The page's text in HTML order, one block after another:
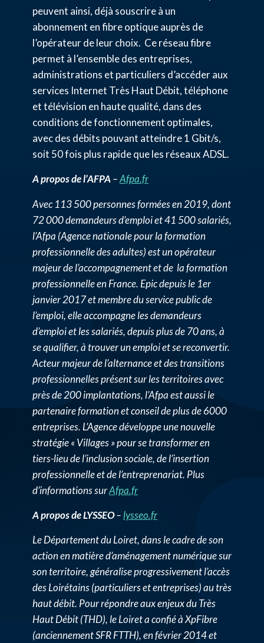
peuvent ainsi, déjà souscrire à un
abonnement en fibre optique auprès de
l’opérateur de leur choix. Ce réseau fibre
permet à l’ensemble des entreprises,
administrations et particuliers d’accéder aux
services Internet Très Haut Débit, téléphone
et télévision en haute qualité, dans des
conditions de fonctionnement optimales,
avec des débits pouvant atteindre 1 Gbit/s,
soit 50 fois plus rapide que les réseaux ADSL.
A propos de l’AFPA–Afpa.fr
Avec 113 500 personnes formées en 2019, dont
72 000 demandeurs d’emploi et 41 500 salariés,
l’Afpa (Agence nationale pour la formation
professionnelle des adultes) est un opérateur
majeur de l’accompagnement et de la formation
professionnelle en France. Epic depuis le 1er
janvier 2017 et membre du service public de
l’emploi, elle accompagne les demandeurs
d’emploi et les salariés, depuis plus de 70 ans, à
se qualifier, à trouver un emploi et se reconvertir.
Acteur majeur de l’alternance et des transitions
professionnelles présent sur les territoires avec
près de 200 implantations, l’Afpa est aussi le
partenaire formation et conseil de plus de 6000
entreprises. L’Agence développe une nouvelle
stratégie « Villages » pour se transformer en
tiers-lieu de l’inclusion sociale, de l’insertion
professionnelle et de l’entreprenariat. Plus
d’informations surAfpa.fr
A propos de LYSSEO– lysseo.fr
Le Département du Loiret, dans le cadre de son
action en matière d’aménagement numérique sur
son territoire, généralise progressivement l’accès
des Loirétains (particuliers et entreprises) au très
haut débit. Pour répondre aux enjeux du Très
Haut Débit (THD), le Loiret a confié à XpFibre
(anciennement SFR FTTH), en février 2014 et